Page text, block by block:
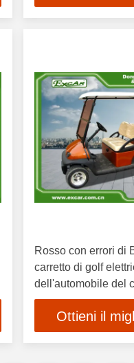
Rosso con errori di
carretto di golf
dell'automobile del
per il passeggero 4
Ottieni il